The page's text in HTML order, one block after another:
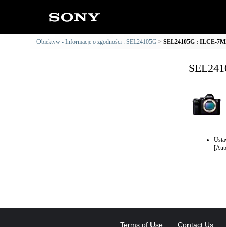
Obiektyw - Informacje o zgodności : SEL24105G SEL24105G : ILCE-
Terms of Use Contact Us